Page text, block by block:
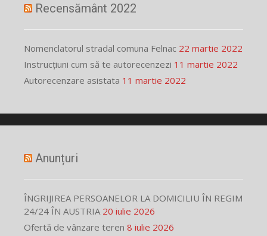
Recensământ 2022
Nomenclatorul stradal comuna Felnac 22 martie 2022
Instrucțiuni cum să te autorecenzezi 11 martie 2022
Autorecenzare asistata 11 martie 2022
Anunțuri
ÎNGRIJIREA PERSOANELOR LA DOMICILIU ÎN REGIM
24/24 ÎN AUSTRIA 20 iulie 2026
Ofertă de vânzare teren 8 iulie 2026